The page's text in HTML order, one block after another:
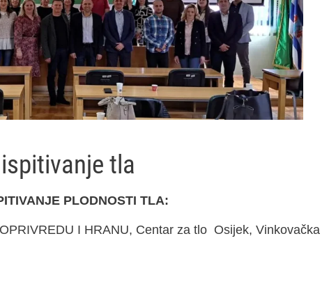
tla
PLODNOSTI TLA:
I HRANU, Centar za tlo Osijek, Vinkovačka